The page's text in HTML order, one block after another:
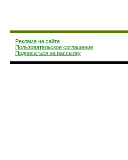
Реклама на сайте
Пользовательское соглашение
Подписаться на рассылку